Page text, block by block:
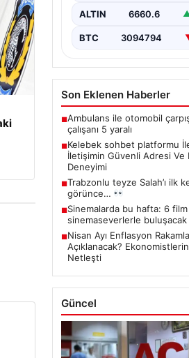
taşımaktadır. Halen
ALTIN 6660.6
BTC 3094794
Son Eklenen Haberler
■Ambulans ile otomobil
çalışanı 5 yaralı
■Kelebek sohbet platformu
İletişimin Güvenli Adresi Ve
Deneyimi
■Trabzonlu teyze Salah’ı ilk
görünce…
■Sinemalarda bu hafta: 6 film
sinemaseverlerle buluşacak
■Nisan Ayı Enflasyon
Açıklanacak?
Netleşti
Güncel